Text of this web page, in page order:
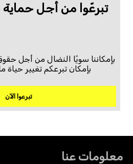
تبرعّوا من أجل
بإمكاننا سويًا النضال من أجل
بإمكان تبرعكم تغيير حياة
تبرعوا الآن
معلومات عنا